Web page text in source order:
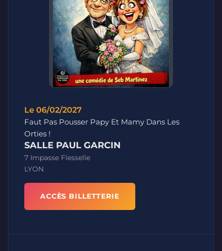
Le 06/02/2027
Faut Pas Pousser Papy Et Mamy Dans Les
Orties !
SALLE PAUL GARCIN
7 Impasse Flesselle
LYON
ACCÈS BILLETTERIE